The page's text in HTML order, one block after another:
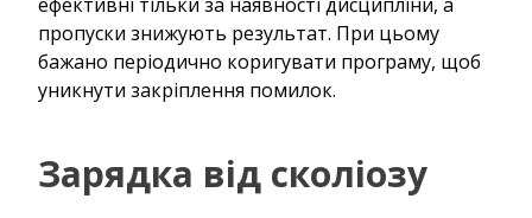
пропуски знижують результат. При цьому
бажано періодично коригувати програму, щоб
уникнути закріплення помилок.
Зарядка від сколіозу